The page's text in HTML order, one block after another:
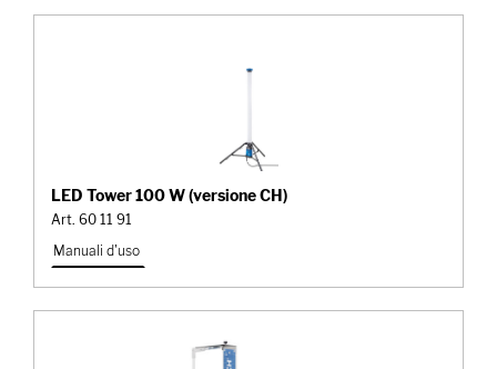
LED Tower 100 W (versione CH)
Art. 60 11 91
Manuali d'uso